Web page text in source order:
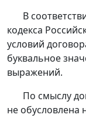
В
кодекса
условий
буквальное
выражений.
По смыслу
не обусловлена